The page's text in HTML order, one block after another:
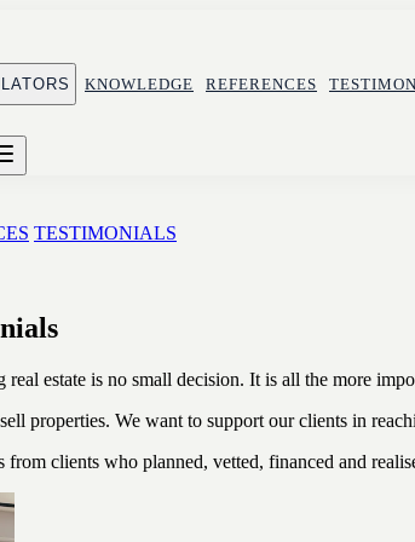
KNOWLEDGE REFERENCES
TESTIMONIALS
estate is no small decision. It is all the more
properties. We want to support our clients in
from clients who planned, vetted, financed and